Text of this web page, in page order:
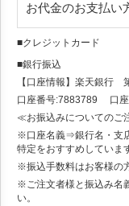
お代金のお支払い
■クレジットカード
■銀行振込
【口座情報】楽天銀行
口座番号:7883789 口座
≪お振込みについてのご
※口座名義⇒銀行名・支
特定をおすすめしていま
※振込手数料はお客様の
※ご注文者様と振込み名
い。